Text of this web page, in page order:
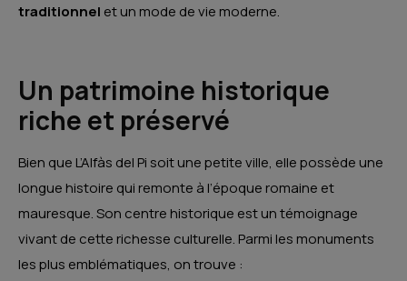
traditionnel et un mode de vie moderne.
Un patrimoine historique
riche et préservé
Bien que L’Alfàs del Pi soit une petite ville, elle possède une
longue histoire qui remonte à l’époque romaine et
mauresque. Son centre historique est un témoignage
vivant de cette richesse culturelle. Parmi les monuments
les plus emblématiques, on trouve :